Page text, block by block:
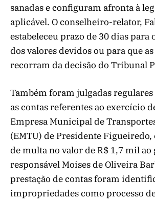
sanadas e configuram afronta à
aplicável. O conselheiro-relator,
estabeleceu prazo de 30 dias para
dos valores devidos ou para que
recorram da decisão do Tribunal
Também foram julgadas regulares
as contas referentes ao exercício
Empresa Municipal de
(EMTU) de Presidente Figueiredo,
de multa no valor de R$ 1,7 mil ao
responsável Moises de Oliveira
prestação de contas foram
impropriedades como processo